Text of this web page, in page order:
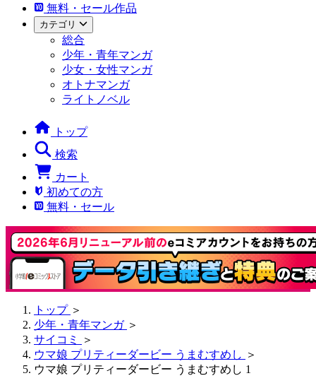
無料・セール作品
カテゴリ
総合
少年・青年マンガ
少女・女性マンガ
オトナマンガ
ライトノベル
トップ
検索
カート
初めての方
無料・セール
トップ ＞
少年・青年マンガ ＞
サイコミ
＞
ウマ娘 プリティーダービー うまむすめし ＞
ウマ娘 プリティーダービー うまむすめし 1